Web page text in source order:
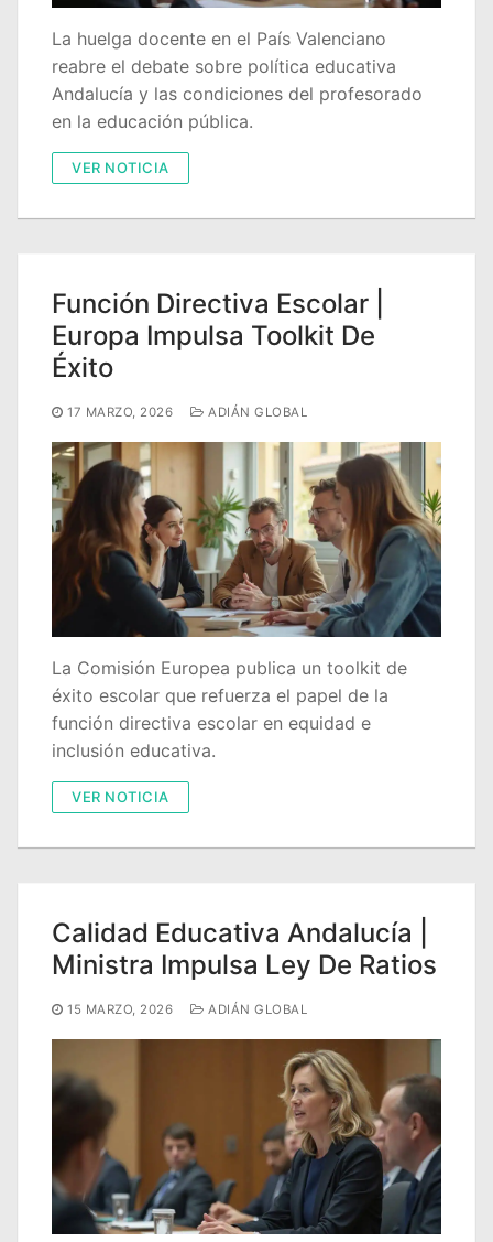
La huelga docente en el País Valenciano
reabre el debate sobre política educativa
Andalucía y las condiciones del profesorado
en la educación pública.
VER NOTICIA
Función Directiva Escolar |
Europa Impulsa Toolkit De
Éxito
17 MARZO, 2026 ADIÁN GLOBAL
La Comisión Europea publica un toolkit de
éxito escolar que refuerza el papel de la
función directiva escolar en equidad e
inclusión educativa.
VER NOTICIA
Calidad Educativa Andalucía |
Ministra Impulsa Ley De Ratios
15 MARZO, 2026 ADIÁN GLOBAL